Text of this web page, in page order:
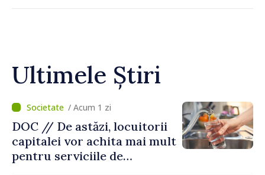
Ultimele Știri
/ Acum 1 zi
DOC // De astăzi, locuitorii
capitalei vor achita mai mult
pentru serviciile de